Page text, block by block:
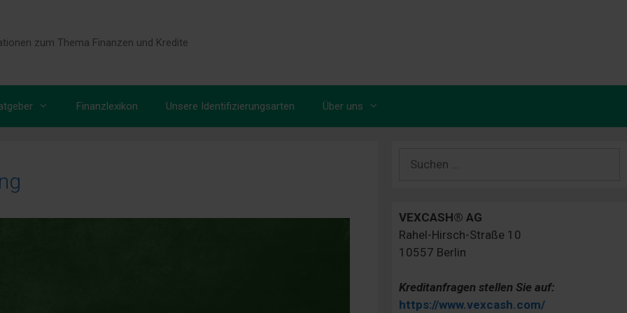
zum Thema Finanzen und Kredite
Finanzlexikon Unsere Identifizierungsarten Über uns
nach:
VEXCASH® AG
Rahel-Hirsch-Straße 10
10557 Berlin
Kreditanfragen stellen Sie auf:
https://www.vexcash.com/